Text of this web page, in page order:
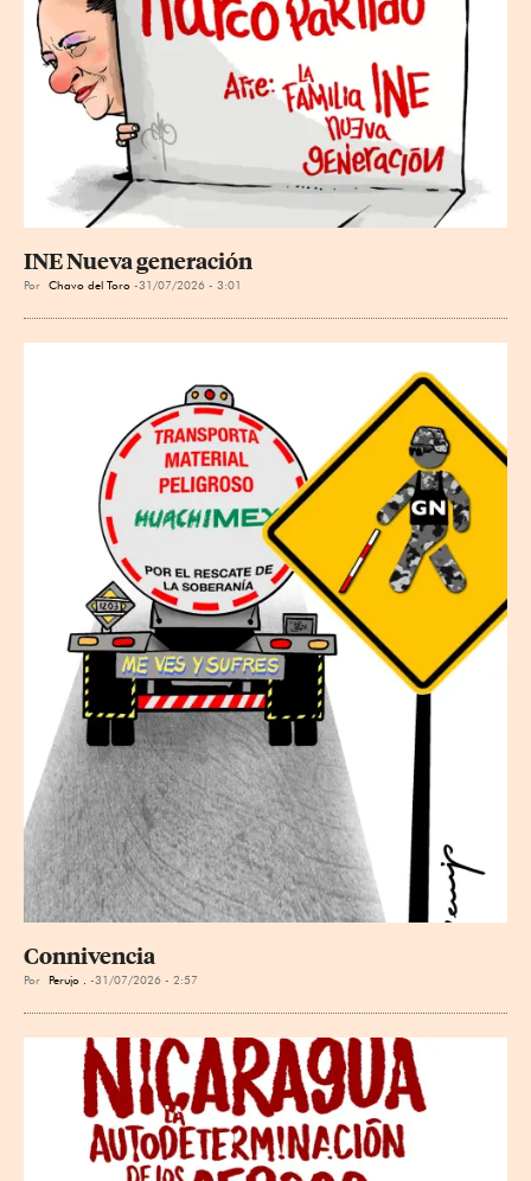
INE Nueva generación
Por Chavo del Toro 31/07/2026 - 3:01
Connivencia
Por Perujo . 31/07/2026 - 2:57